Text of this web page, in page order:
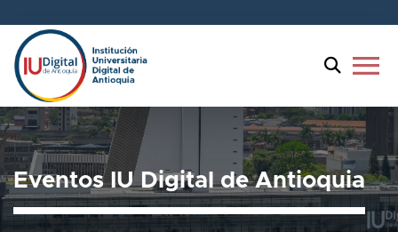
menu
Eventos IU Digital de Antioquia